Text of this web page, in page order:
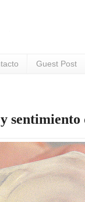
Guest Post
sentimiento